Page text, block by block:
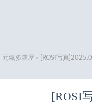
元氣多糖屋 > [ROSI写真
[ROSI